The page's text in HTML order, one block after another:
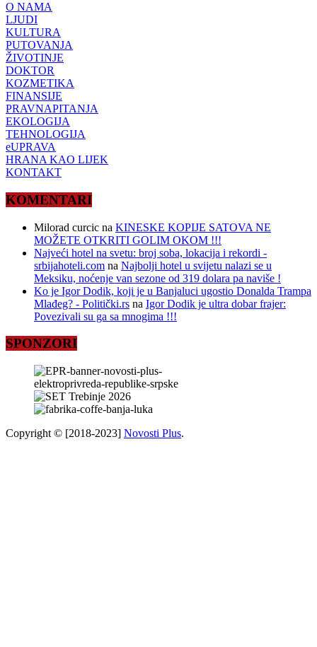
O NAMA
LJUDI
KULTURA
PUTOVANJA
ŽIVOTINJE
DOKTOR
KOZMETIKA
FINANSIJE
PRAVNAPITANJA
EKOLOGIJA
TEHNOLOGIJA
eUPRAVA
HRANA KAO LIJEK
KONTAKT
KOMENTARI
Milorad curcic na KINESKE KOPIJE SATOVA NE
MOŽETE OTKRITI GOLIM OKOM !!!
Najveći hotel na svetu: broj soba, lokacija i rekordi -
srbijahoteli.com na Najbolji hotel u svijetu nalazi se u
Meksiku, noćenje van sezone od 319 dolara pa naviše !
Ko je Igor Dodik, koji je u Banjaluci ugostio Donalda Trampa
Mlađeg? - Politički.rs na Igor Dodik je ultra dobar frajer:
Povezivali su ga sa mnogima !!!
SPONZORI
Copyright © [2018-2023] Novosti Plus.